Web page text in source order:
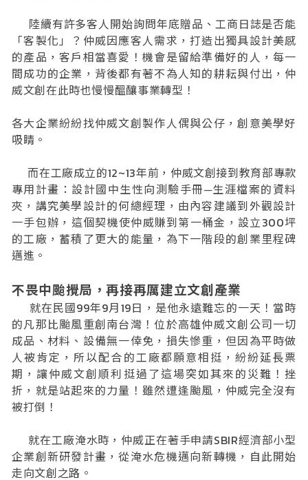
陸續有許多客人開始詢問年底贈品、工商日誌是否能
「客製化」？仲威因應客人需求，打造出獨具設計美感
的產品，客戶相當喜愛！機會是留給準備好的人，每一
間成功的企業，背後都有著不為人知的耕耘與付出，仲
威文創在此時也慢慢醞釀事業轉型！
各大企業紛紛找仲威文創製作人偶與公仔，創意美學好
吸睛。
而在工廠成立的12~13年前，仲威文創接到教育部專款
專用計畫：設計國中生性向測驗手冊─生涯檔案的資料
夾，講究美學設計的何總經理，由內容建議到外觀設計
一手包辦，這個契機使仲威賺到第一桶金，設立300坪
的工廠，蓄積了更大的能量，為下一階段的創業里程碑
邁進。
不畏中颱攪局，再接再厲建立文創產業
就在民國99年9月19日，是他永遠難忘的一天！當時
的凡那比颱風重創南台灣！位於高雄仲威文創公司一切
成品、材料、設備無一倖免，損失慘重，但因為平時做
人被肯定，所以配合的工廠都願意相挺，紛紛延長票
期，讓仲威文創順利挺過了這場突如其來的災難！挫
折，就是站起來的力量！雖然遭逢颱風，仲威完全沒有
被打倒！
就在工廠淹水時，仲威正在著手申請SBIR經濟部小型
企業創新研發計畫，從淹水危機邁向新轉機，自此開始
走向文創之路。